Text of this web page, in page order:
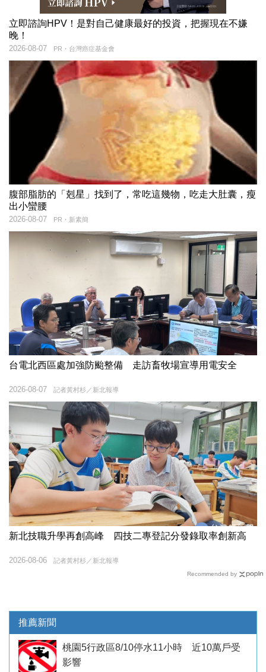
立即諮詢HPV！是對自己健康最好的投資，把握現在不嫌
晚！
PR・台灣癌症基金會
2026-08-07
腹部脂肪的「剋星」找到了，常吃這幾物，吃走大肚囊，瘦
出小蠻腰
PR・新素簡
2026-08-07
台電北西區處加強防颱整備 走訪畜牧場宣導用電安全
記者黃村杉／新北報導
2026-08-07
新北技職升學再創高峰 四技二專登記分發錄取率創新高
記者黃村杉／新北報導
2026-08-06
Recommended by
推薦新聞
桃園5行政區8/10停水11小時 近10萬戶受
影響